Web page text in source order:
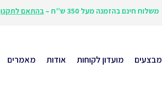
משלוח חינם בהזמנה מעל 350 ש”ח – בהתאם
מבצעים מועדון לקוחות אודות מאמרים